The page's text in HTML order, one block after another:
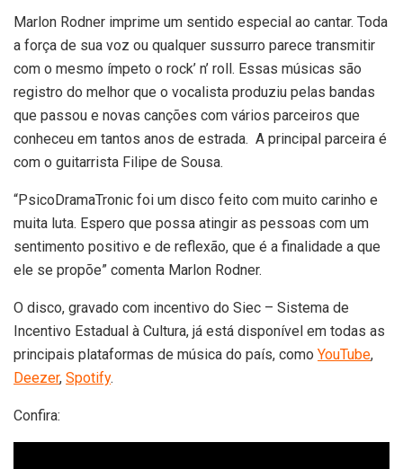
Marlon Rodner imprime um sentido especial ao cantar. Toda
a força de sua voz ou qualquer sussurro parece transmitir
com o mesmo ímpeto o rock’ n’ roll. Essas músicas são
registro do melhor que o vocalista produziu pelas bandas
que passou e novas canções com vários parceiros que
conheceu em tantos anos de estrada. A principal parceira é
com o guitarrista Filipe de Sousa.
“PsicoDramaTronic foi um disco feito com muito carinho e
muita luta. Espero que possa atingir as pessoas com um
sentimento positivo e de reflexão, que é a finalidade a que
ele se propõe” comenta Marlon Rodner.
O disco, gravado com incentivo do Siec – Sistema de
Incentivo Estadual à Cultura, já está disponível em todas as
principais plataformas de música do país, como YouTube,
Deezer, Spotify.
Confira: